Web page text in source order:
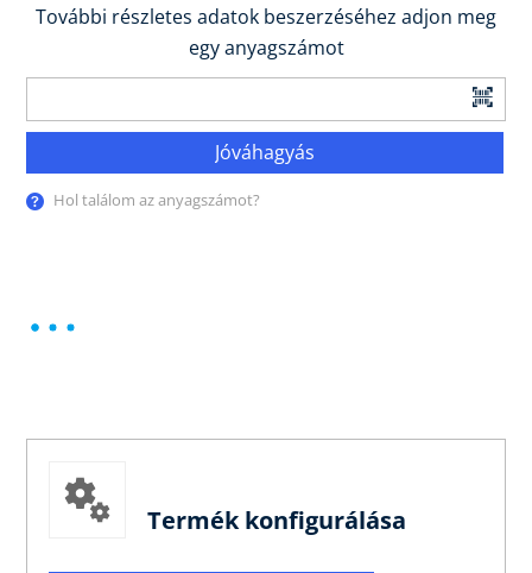
További részletes adatok beszerzéséhez adjon meg
egy anyagszámot
Jóváhagyás
Hol találom az anyagszámot?
Termék konfigurálása